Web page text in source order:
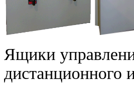
Ящики
дистанционного